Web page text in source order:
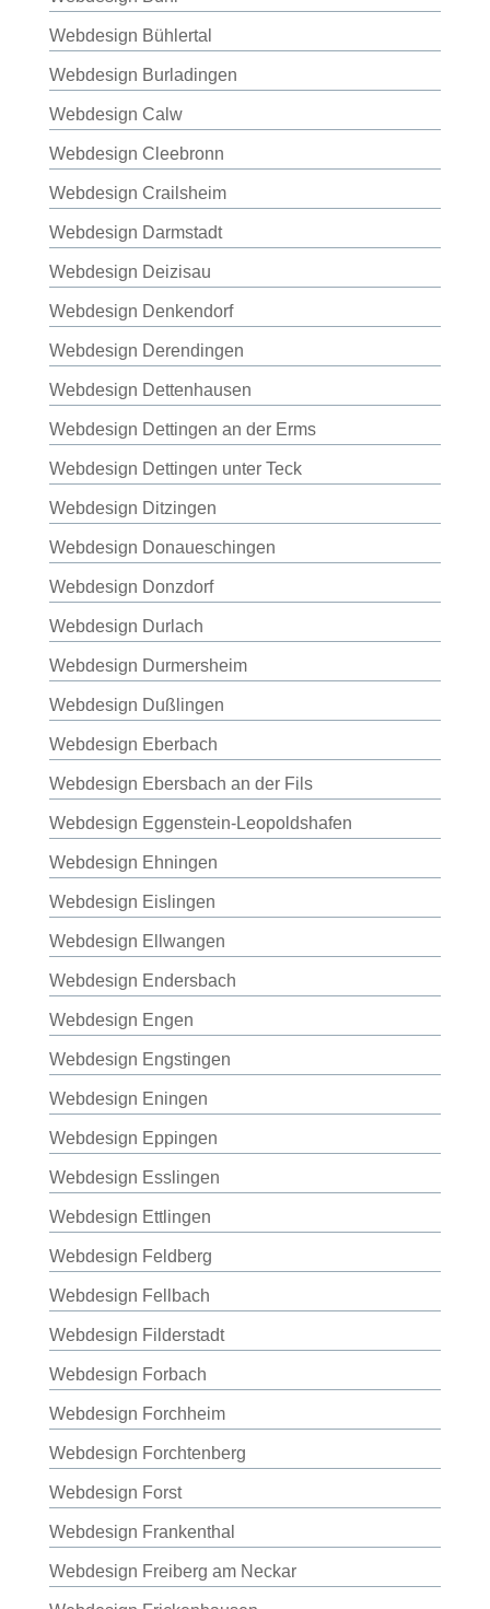
Webdesign Bühlertal
Webdesign Burladingen
Webdesign Calw
Webdesign Cleebronn
Webdesign Crailsheim
Webdesign Darmstadt
Webdesign Deizisau
Webdesign Denkendorf
Webdesign Derendingen
Webdesign Dettenhausen
Webdesign Dettingen an der Erms
Webdesign Dettingen unter Teck
Webdesign Ditzingen
Webdesign Donaueschingen
Webdesign Donzdorf
Webdesign Durlach
Webdesign Durmersheim
Webdesign Dußlingen
Webdesign Eberbach
Webdesign Ebersbach an der Fils
Webdesign Eggenstein-Leopoldshafen
Webdesign Ehningen
Webdesign Eislingen
Webdesign Ellwangen
Webdesign Endersbach
Webdesign Engen
Webdesign Engstingen
Webdesign Eningen
Webdesign Eppingen
Webdesign Esslingen
Webdesign Ettlingen
Webdesign Feldberg
Webdesign Fellbach
Webdesign Filderstadt
Webdesign Forbach
Webdesign Forchheim
Webdesign Forchtenberg
Webdesign Forst
Webdesign Frankenthal
Webdesign Freiberg am Neckar